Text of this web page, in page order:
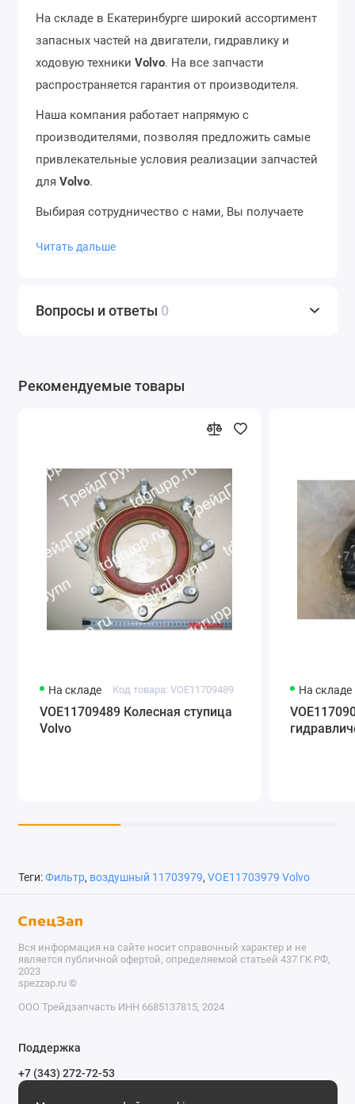
На складе в Екатеринбурге широкий ассортимент
запасных частей на двигатели, гидравлику и
ходовую техники Volvo. На все запчасти
распространяется гарантия от производителя.
Наша компания работает напрямую с
производителями, позволяя предложить самые
привлекательные условия реализации запчастей
для Volvo.
Выбирая сотрудничество с нами, Вы получаете
интересующую вас информацию.
термина ТК – бесплатно. Отправляем в города
+7 (343) 302-08-98
Читать дальше
Вопросы и ответы 0
Рекомендуемые товары
На складе Код товара: VOE11709489
VOE11709489 Колесная ступица
Volvo
На складе
Теги:Фильтр, воздушный 11703979, VOE11703979 Volvo
Вся информация на сайте носит справочный характер и не
является публичной офертой, определяемой статьей 437 ГК РФ,
2023
spezzap.ru ©️
ООО Трейдзапчасть ИНН 6685137815, 2024
Поддержка
+7 (343) 272-72-53
Обратный звонок